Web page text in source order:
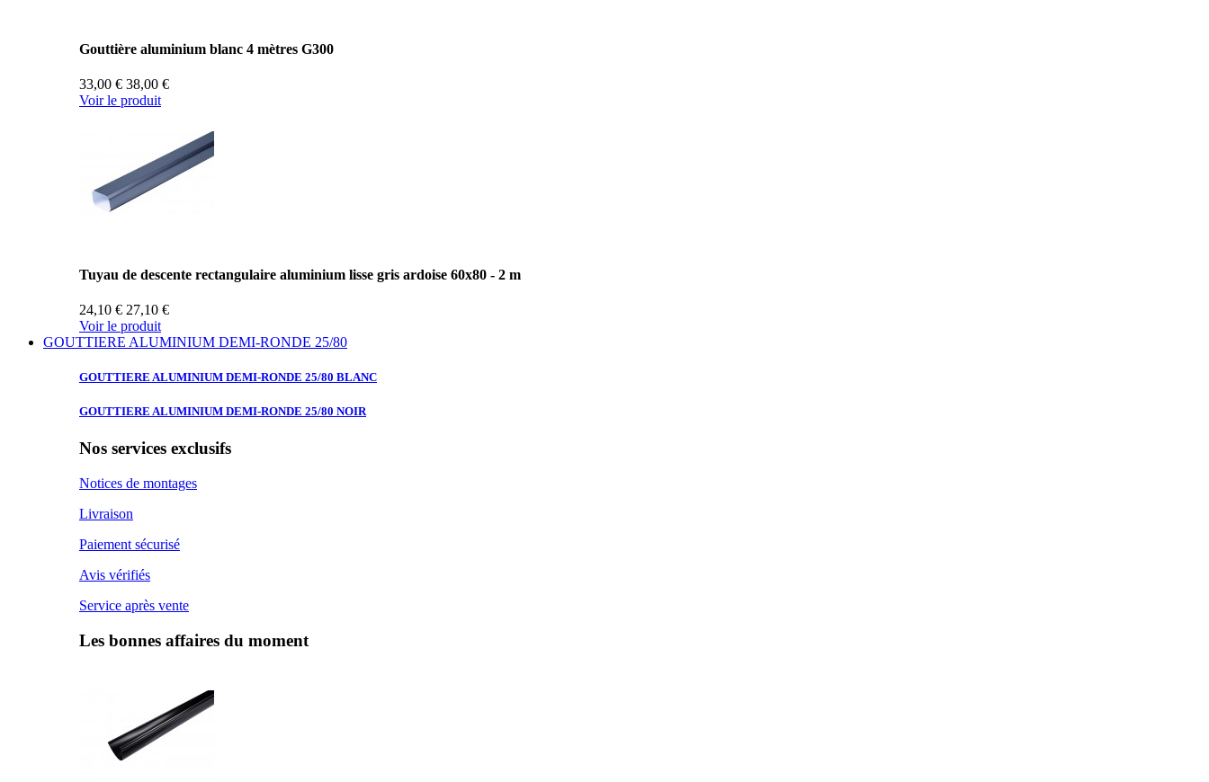
Gouttière aluminium blanc 4 mètres G300
33,00 € 38,00 €
Voir le produit
Tuyau de descente rectangulaire aluminium lisse gris ardoise 60x80 - 2 m
24,10 € 27,10 €
Voir le produit
GOUTTIERE ALUMINIUM DEMI-RONDE 25/80
GOUTTIERE ALUMINIUM DEMI-RONDE 25/80 BLANC
GOUTTIERE ALUMINIUM DEMI-RONDE 25/80 NOIR
Nos services exclusifs
Notices de montages
Livraison
Paiement sécurisé
Avis vérifiés
Service après vente
Les bonnes affaires du moment